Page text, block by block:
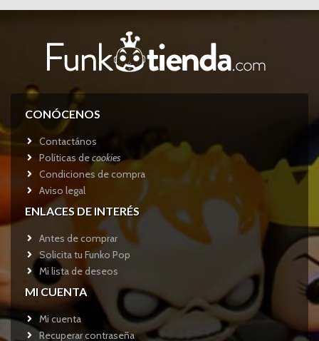
CONÓCENOS
Contactános
Políticas decookies
Condiciones de compra
Aviso legal
ENLACES DE INTERÉS
Antes de comprar
Solicita tu Funko Pop
Mi lista de deseos
MI CUENTA
Mi cuenta
Recuperar contraseña